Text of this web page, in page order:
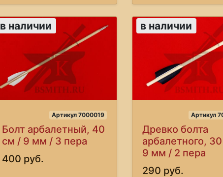
в наличии
Артикул 7000019
Болт арбалетный, 40
см / 9 мм / 3 пера
400 руб.
в наличии
Артикул
Древко болта
арбалетного,
9 мм / 2 пера
290 руб.